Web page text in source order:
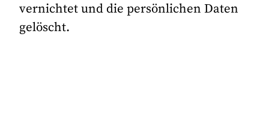
vernichtet und die persönlichen Daten
gelöscht.